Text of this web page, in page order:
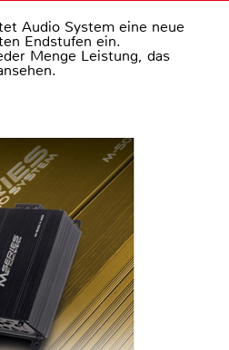
Audio System eine neue
Endstufen ein.
Menge Leistung, das